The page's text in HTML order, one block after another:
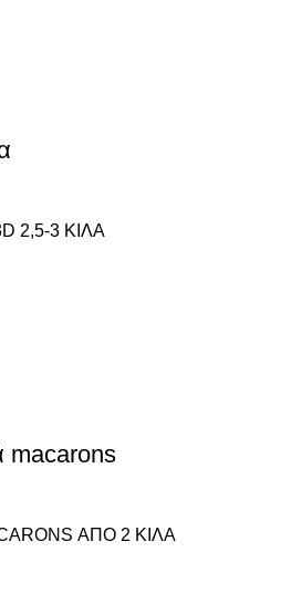
2,5-3 ΚΙΛΑ
macarons
ΑΠΟ 2 ΚΙΛΑ